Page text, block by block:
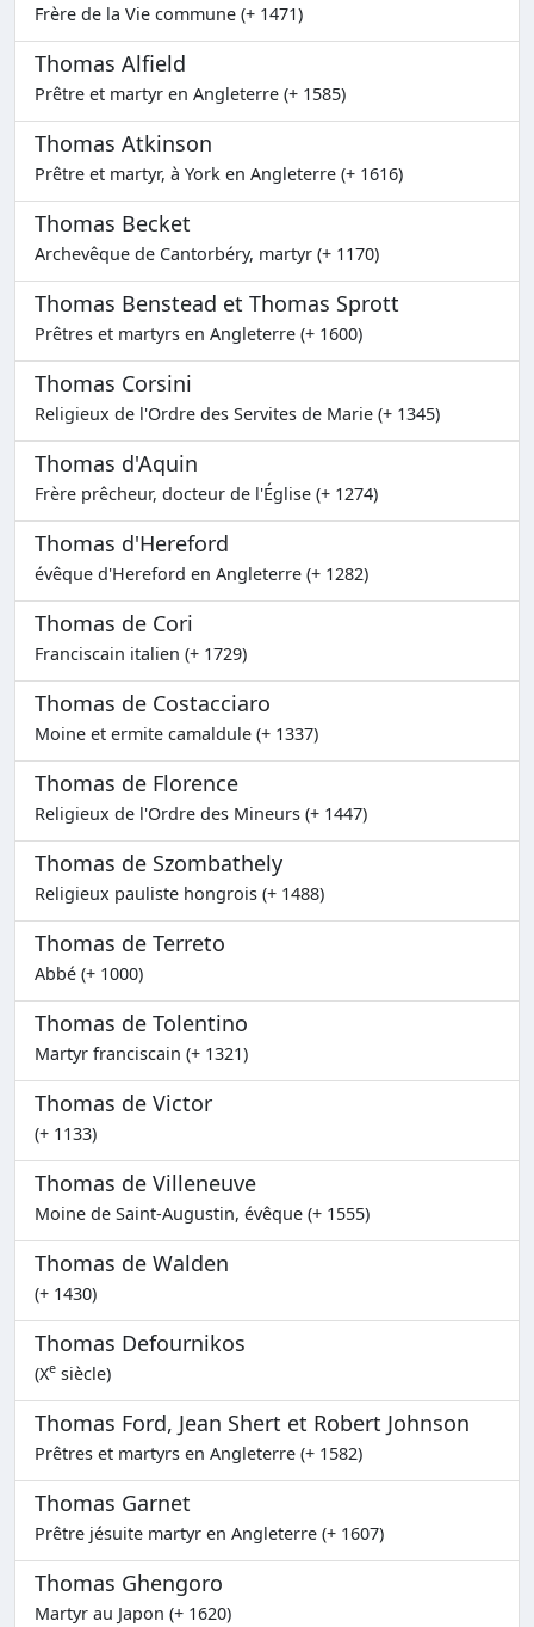
Frère de la Vie commune (+ 1471)
Thomas Alfield
Prêtre et martyr en Angleterre (+ 1585)
Thomas Atkinson
Prêtre et martyr, à York en Angleterre (+ 1616)
Thomas Becket
Archevêque de Cantorbéry, martyr (+ 1170)
Thomas Benstead et Thomas Sprott
Prêtres et martyrs en Angleterre (+ 1600)
Thomas Corsini
Religieux de l'Ordre des Servites de Marie (+ 1345)
Thomas d'Aquin
Frère prêcheur, docteur de l'Église (+ 1274)
Thomas d'Hereford
évêque d'Hereford en Angleterre (+ 1282)
Thomas de Cori
Franciscain italien (+ 1729)
Thomas de Costacciaro
Moine et ermite camaldule (+ 1337)
Thomas de Florence
Religieux de l'Ordre des Mineurs (+ 1447)
Thomas de Szombathely
Religieux pauliste hongrois (+ 1488)
Thomas de Terreto
Abbé (+ 1000)
Thomas de Tolentino
Martyr franciscain (+ 1321)
Thomas de Victor
(+ 1133)
Thomas de Villeneuve
Moine de Saint-Augustin, évêque (+ 1555)
Thomas de Walden
(+ 1430)
Thomas Defournikos
(Xe siècle)
Thomas Ford, Jean Shert et Robert Johnson
Prêtres et martyrs en Angleterre (+ 1582)
Thomas Garnet
Prêtre jésuite martyr en Angleterre (+ 1607)
Thomas Ghengoro
Martyr au Japon (+ 1620)